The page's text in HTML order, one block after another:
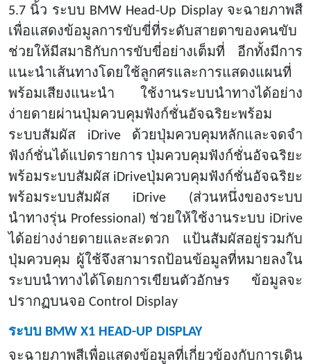
5.7 นิ้ว ระบบ BMW Head-Up Display จะฉายภาพสี
เพื่อแสดงข้อมูลการขับขี่ที่ระดับสายตาของคนขับ
ช่วยให้มีสมาธิกับการขับขี่อย่างเต็มที่ อีกทั้งมีการ
แนะนำเส้นทางโดยใช้ลูกศรและการแสดงแผนที่
พร้อมเสียงแนะนำ ใช้งานระบบนำทางได้อย่าง
ง่ายดายผ่านปุ่มควบคุมฟังก์ชั่นอัจฉริยะพร้อม
ระบบสัมผัส iDrive ด้วยปุ่มควบคุมหลักและจดจำ
ฟังก์ชั่นได้แปดรายการ ปุ่มควบคุมฟังก์ชั่นอัจฉริยะ
พร้อมระบบสัมผัส iDriveปุ่มควบคุมฟังก์ชั่นอัจฉริยะ
พร้อมระบบสัมผัส iDrive (ส่วนหนึ่งของระบบ
นำทางรุ่น Professional) ช่วยให้ใช้งานระบบ iDrive
ได้อย่างง่ายดายและสะดวก แป้นสัมผัสอยู่รวมกับ
ปุ่มควบคุม ผู้ใช้จึงสามารถป้อนข้อมูลที่หมายลงใน
ระบบนำทางได้โดยการเขียนตัวอักษร ข้อมูลจะ
ปรากฏบนจอ Control Display
ระบบ BMW X1 HEAD-UP DISPLAY
จะฉายภาพสีเพื่อแสดงข้อมูลที่เกี่ยวข้องกับการเดิน